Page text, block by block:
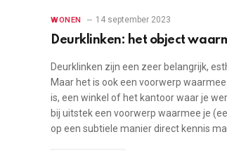
WONEN 14 september 2023
Deurklinken: het object
Deurklinken zijn een zeer belangrijk,
Maar het is ook een voorwerp
is, een winkel of het kantoor waar je
bij uitstek een voorwerp waarmee je
op een subtiele manier direct kennis